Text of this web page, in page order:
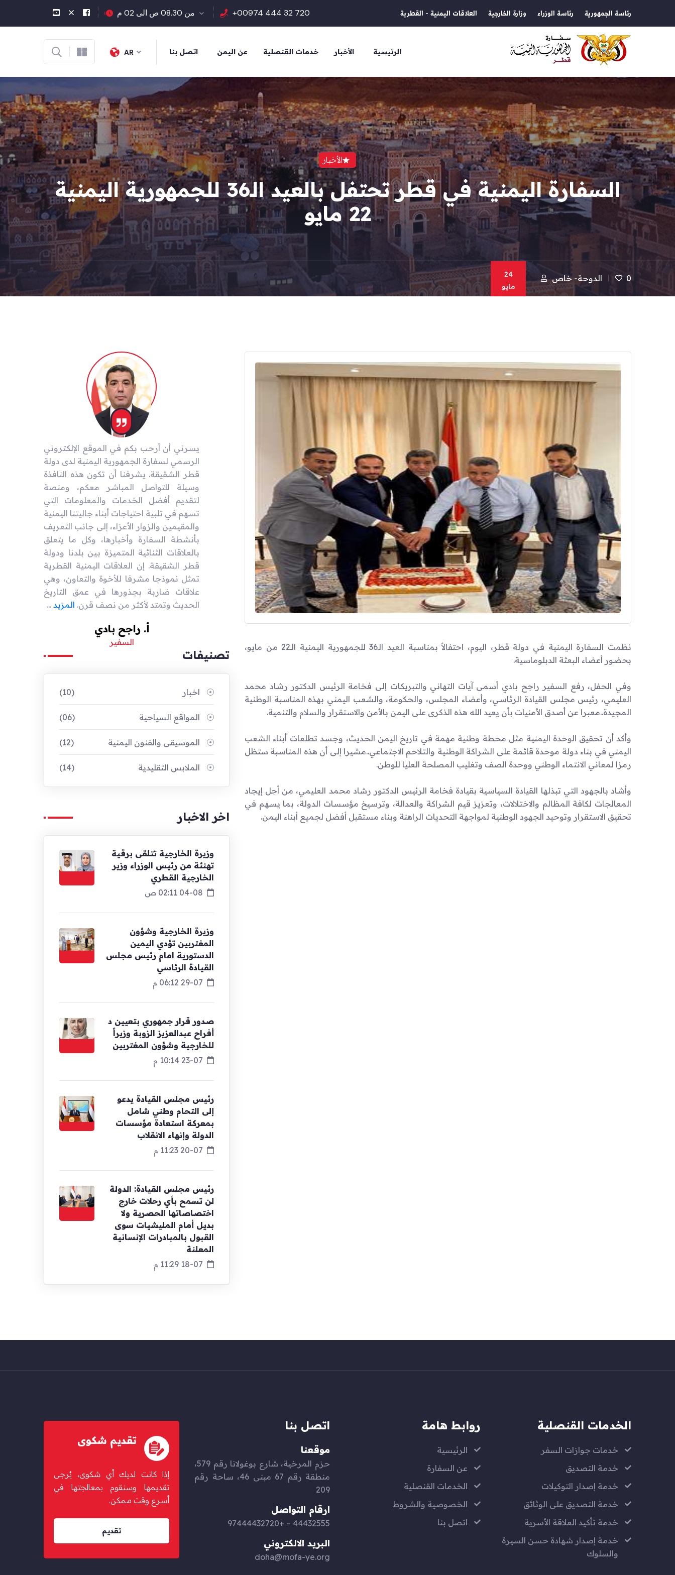
رئاسة الجمهورية رئاسة الوزراء وزارة الخارجية العلاقات اليمنية - القطرية +00974 444 32 720 من 08.30 ص الى 02 م
الرئيسية الأخبار خدمات القنصلية عن اليمن اتصل بنا AR
الأخبار
السفارة اليمنية في قطر تحتفل بالعيد الـ36 للجمهورية اليمنية
22 مايو
24
مايو
الدوحة- خاص 0
نظمت السفارة اليمنية في دولة قطر، اليوم، احتفالاً بمناسبة العيد الـ36 للجمهورية اليمنية الـ22 من مايو،
بحضور أعضاء البعثة الدبلوماسية.
وفي الحفل، رفع السفير راجح بادي أسمى آيات التهاني والتبريكات إلى فخامة الرئيس الدكتور رشاد محمد
العليمي، رئيس مجلس القيادة الرئاسي، وأعضاء المجلس، والحكومة، والشعب اليمني بهذه المناسبة الوطنية
المجيدة..معبرا عن أصدق الأمنيات بأن يعيد الله هذه الذكرى على اليمن بالأمن والاستقرار والسلام والتنمية.
وأكد أن تحقيق الوحدة اليمنية مثل محطة وطنية مهمة في تاريخ اليمن الحديث، وجسد تطلعات أبناء الشعب
اليمني في بناء دولة موحدة قائمة على الشراكة الوطنية والتلاحم الاجتماعي..مشيرا إلى أن هذه المناسبة ستظل
رمزا لمعاني الانتماء الوطني ووحدة الصف وتغليب المصلحة العليا للوطن.
وأشاد بالجهود التي تبذلها القيادة السياسية بقيادة فخامة الرئيس الدكتور رشاد محمد العليمي، من أجل إيجاد
المعالجات لكافة المظالم والاختلالات، وتعزيز قيم الشراكة والعدالة، وترسيخ مؤسسات الدولة، بما يسهم في
تحقيق الاستقرار وتوحيد الجهود الوطنية لمواجهة التحديات الراهنة وبناء مستقبل أفضل لجميع أبناء اليمن.
يسرني أن أرحب بكم في الموقع الإلكتروني
الرسمي لسفارة الجمهورية اليمنية لدى دولة
قطر الشقيقة. يشرفنا أن تكون هذه النافذة
وسيلة للتواصل المباشر معكم، ومنصة
لتقديم أفضل الخدمات والمعلومات التي
تسهم في تلبية احتياجات أبناء جاليتنا اليمنية
والمقيمين والزوار الأعزاء، إلى جانب التعريف
بأنشطة السفارة وأخبارها، وكل ما يتعلق
بالعلاقات الثنائية المتميزة بين بلدنا ودولة
قطر الشقيقة. إن العلاقات اليمنية القطرية
تمثل نموذجا مشرفا للأخوة والتعاون، وهي
علاقات ضاربة بجذورها في عمق التاريخ
الحديث وتمتد لأكثر من نصف قرن. المزيد ...
أ. راجح بادي
السفير
تصنيفات
اخبار (10)
المواقع السياحية (06)
الموسيقى والفنون اليمنية (12)
الملابس التقليدية (14)
اخر الاخبار
وزيرة الخارجية تتلقى برقية
تهنئة من رئيس الوزراء وزير
الخارجية القطري
04-08 02:11 ص
وزيرة الخارجية وشؤون
المغتربين تؤدي اليمين
الدستورية امام رئيس مجلس
القيادة الرئاسي
29-07 06:12 م
صدور قرار جمهوري بتعيين د
أفراح عبدالعزيز الزوبة وزيراً
للخارجية وشؤون المغتربين
23-07 10:14 م
رئيس مجلس القيادة يدعو
إلى التحام وطني شامل
بمعركة استعادة مؤسسات
الدولة وإنهاء الانقلاب
20-07 11:23 م
رئيس مجلس القيادة: الدولة
لن تسمح بأي رحلات خارج
اختصاصاتها الحصرية ولا
بديل أمام المليشيات سوى
القبول بالمبادرات الإنسانية
المعلنة
18-07 11:29 م
الخدمات القنصلية
خدمات جوازات السفر
خدمة التصديق
خدمة إصدار التوكيلات
خدمة التصديق على الوثائق
خدمة تأكيد العلاقة الأسرية
خدمة إصدار شهادة حسن السيرة
والسلوك
روابط هامة
الرئيسية
عن السفارة
الخدمات القنصلية
الخصوصية والشروط
اتصل بنا
اتصل بنا
موقعنا
حزم المرخية، شارع بوغولانا رقم 579،
منطقة رقم 67 مبنى 46، ساحة رقم
209
ارقام التواصل
44432555 – +97444432720
البريد الالكتروني
doha@mofa-ye.org
تقديم شكوى
إذا كانت لديك أي شكوى، يُرجى
تقديمها وسنقوم بمعالجتها في
أسرع وقت ممكن.
تقديم